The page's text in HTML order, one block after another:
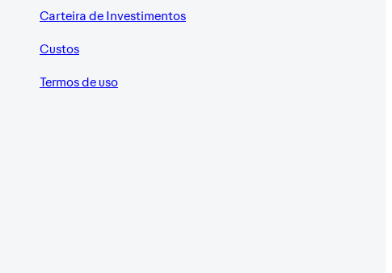
Carteira de Investimentos
Custos
Termos de uso